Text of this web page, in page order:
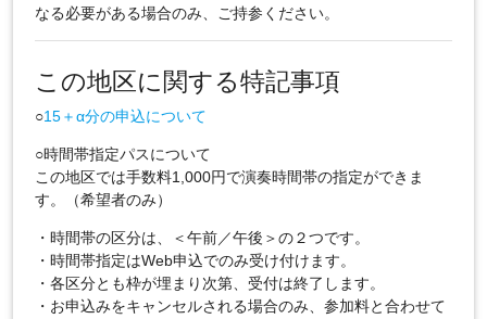
なる必要がある場合のみ、ご持参ください。
この地区に関する特記事項
○15＋α分の申込について
○時間帯指定パスについて
この地区では手数料1,000円で演奏時間帯の指定ができま
す。（希望者のみ）
・時間帯の区分は、＜午前／午後＞の２つです。
・時間帯指定はWeb申込でのみ受け付けます。
・各区分とも枠が埋まり次第、受付は終了します。
・お申込みをキャンセルされる場合のみ、参加料と合わせて